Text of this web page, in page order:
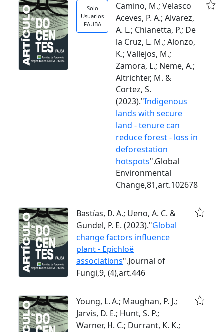
Solo
Usuarios
FAUBA
Camino, M.; Velasco
Aceves, P. A.; Alvarez,
A. L.; Chianetta, P.; De
la Cruz, L. M.; Alonzo,
K.; Vallejos, M.;
Zamora, L.; Neme, A.;
Altrichter, M. &
Cortez, S.
(2023)."Indigenous
lands with secure
land - tenure can
reduce forest - loss in
deforestation
hotspots".Global
Environmental
Change,81,art.102678
Bastías, D. A.; Ueno, A. C. &
Gundel, P. E. (2023)."Global
change factors influence
plant - Epichloë
associations".Journal of
Fungi,9, (4),art.446
Young, L. A.; Maughan, P. J.;
Jarvis, D. E.; Hunt, S. P.;
Warner, H. C.; Durrant, K. K.;